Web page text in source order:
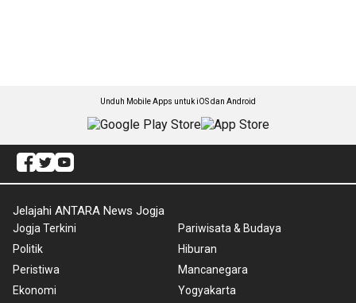
Unduh Mobile Apps untuk iOS dan Android
Jelajahi ANTARA News Jogja
Jogja Terkini
Politik
Peristiwa
Ekonomi
Pariwisata & Budaya
Hiburan
Mancanegara
Yogyakarta